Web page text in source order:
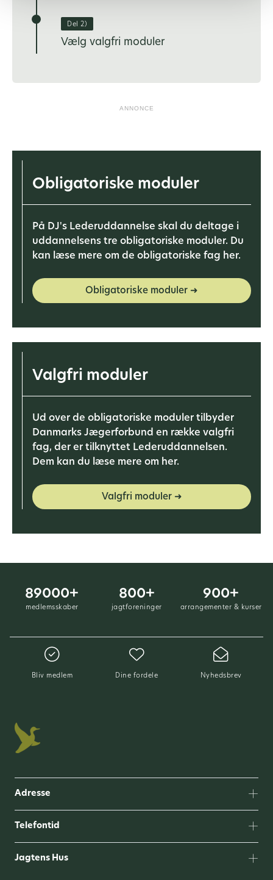
Del 2)
Vælg valgfri moduler
ANNONCE
Obligatoriske moduler
På DJ's Lederuddannelse skal du deltage i
uddannelsens tre obligatoriske moduler. Du
kan læse mere om de obligatoriske fag her.
Obligatoriske moduler ➜
Valgfri moduler
Ud over de obligatoriske moduler tilbyder
Danmarks Jægerforbund en række valgfri
fag, der er tilknyttet Lederuddannelsen.
Dem kan du læse mere om her.
Valgfri moduler ➜
Bliv medlem Dine fordele Nyhedsbrev
89000+
medlemsskaber
800+
jagtforeninger
900+
arrangementer & kurser
Adresse
Telefontid
Jagtens Hus